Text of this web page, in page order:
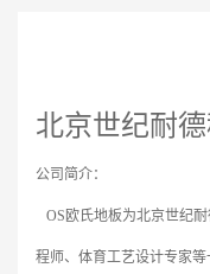
北京世纪耐
公司简介：
OS 欧氏地板为北京世纪
程师、体育工艺设计专家